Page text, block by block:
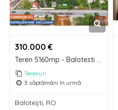
310.000 €
Teren 5160mp - Balotesti - Ilfov | Toate utilitatile! | Comision 0
Terenuri
3 săptămâni în urmă
Baloteşti, RO